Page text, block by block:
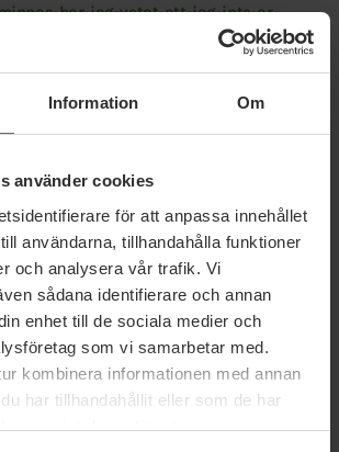
Information Om
använder cookies
för att anpassa innehållet
användarna, tillhandahålla funktioner
och analysera vår trafik. Vi
sådana identifierare och annan
enhet till de sociala medier och
som vi samarbetar med.
kombinera informationen med annan
har tillhandahållit eller som de har
använt deras tjänster.
har-jag-vetat-att-jag-inte-ar-
nyheter
ställa mycket högre krav på